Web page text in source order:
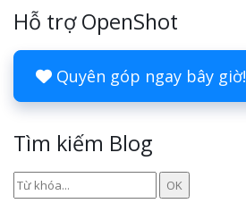
Hỗ trợ OpenShot
Quyên góp ngay bây giờ!
Tìm kiếm Blog